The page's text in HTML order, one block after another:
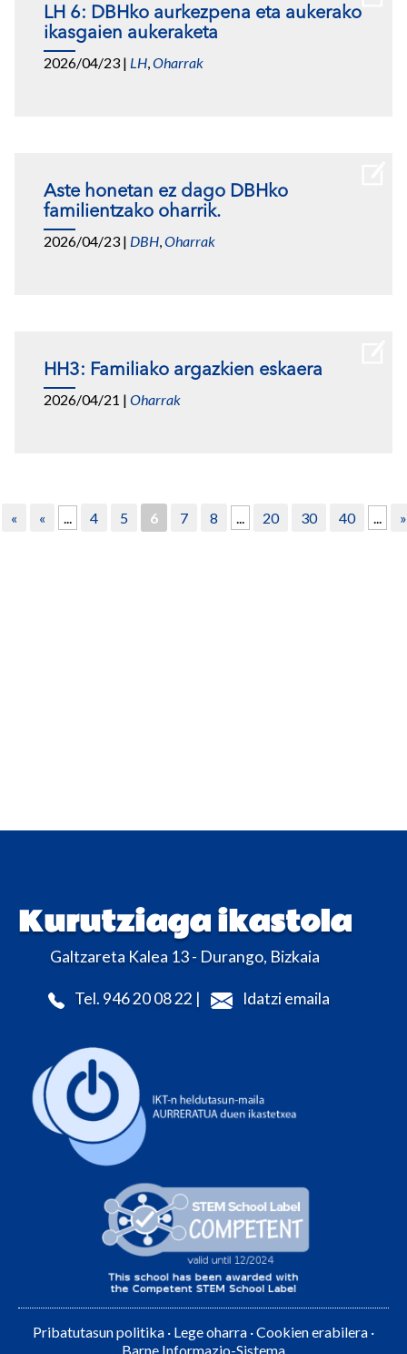
LH 6: DBHko aurkezpena eta aukerako
ikasgaien aukeraketa
2026/04/23 | LH,Oharrak
Aste honetan ez dago DBHko
familientzako oharrik.
2026/04/23 | DBH,Oharrak
HH3: Familiako argazkien eskaera
2026/04/21 | Oharrak
« « ... 4 5 6 7 8 ... 20 30 40 ... »
Kurutziaga ikastola
Galtzareta Kalea 13 - Durango, Bizkaia
Tel. 946 20 08 22 | Idatzi emaila
Pribatutasun politika · Lege oharra ·Cookien erabilera ·
Barne Informazio-Sistema